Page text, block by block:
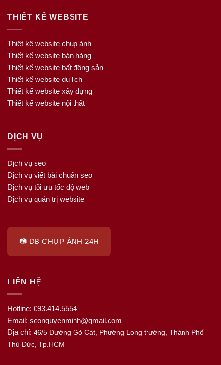
THIẾT KẾ WEBSITE
Thiết kế website chụp ảnh
Thiết kế website bán hàng
Thiết kế website bất động sản
Thiết kế website du lịch
Thiết kế website xây dựng
Thiết kế website nội thất
DỊCH VỤ
Dịch vụ seo
Dịch vụ viết bài chuẩn seo
Dịch vụ tối ưu tốc độ web
Dịch vụ quản trị website
📷 DB CHỤP ẢNH 24H
LIÊN HỆ
Hotline: 093.414.5554
Email: seonguyenminh@gmail.com
Địa chỉ: 46/5 Đường Gò Cát, Phường Long trường, Thành Phố
Thủ Đức, Tp.HCM